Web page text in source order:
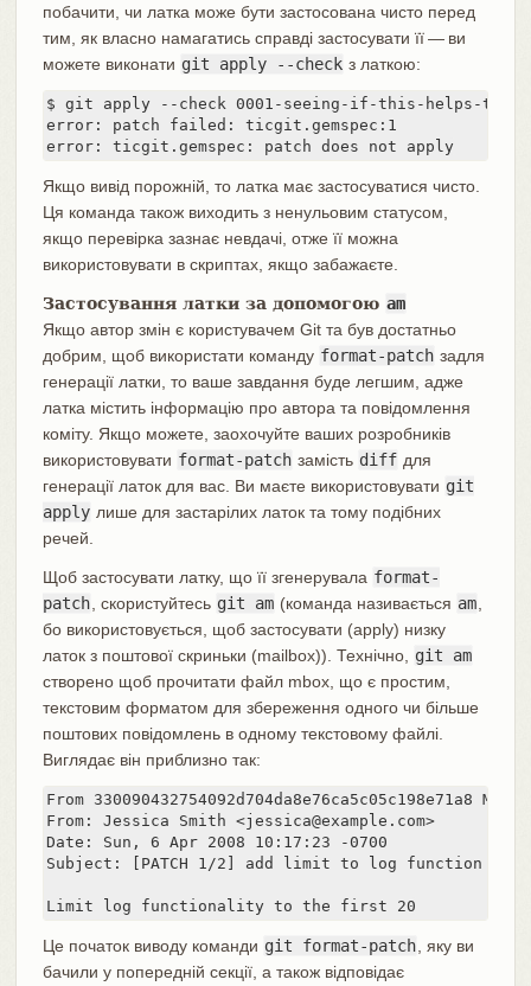
побачити, чи латка може бути застосована чисто перед
тим, як власно намагатись справді застосувати її — ви
можете виконати git apply --check з латкою:
$ git apply --check 0001-seeing-if-this-helps-the-
error: patch failed: ticgit.gemspec:1
error: ticgit.gemspec: patch does not apply
Якщо вивід порожній, то латка має застосуватися чисто.
Ця команда також виходить з ненульовим статусом,
якщо перевірка зазнає невдачі, отже її можна
використовувати в скриптах, якщо забажаєте.
Застосування латки за допомогою am
Якщо автор змін є користувачем Git та був достатньо
добрим, щоб використати команду format-patch задля
генерації латки, то ваше завдання буде легшим, адже
латка містить інформацію про автора та повідомлення
коміту. Якщо можете, заохочуйте ваших розробників
використовувати format-patch замість diff для
генерації латок для вас. Ви маєте використовувати git
apply лише для застарілих латок та тому подібних
речей.
Щоб застосувати латку, що її згенерувала format-
patch , скористуйтесь git am (команда називається am
бо використовується, щоб застосувати (apply) низку
латок з поштової скриньки (mailbox)). Технічно,
git am
створено щоб прочитати файл mbox, що є простим,
текстовим форматом для збереження одного чи більше
поштових повідомлень в одному текстовому файлі.
Виглядає він приблизно так:
From 330090432754092d704da8e76ca5c05c198e71a8
From: Jessica Smith <jessica@example.com>
Date: Sun, 6 Apr 2008 10:17:23 -0700
Subject: [PATCH 1/2] add limit to log function
Limit log functionality to the first 20
Це початок виводу команди git format-patch , яку ви
бачили у попередній секції, а також відповідає